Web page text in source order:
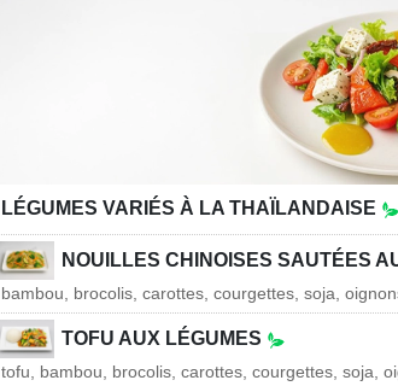
LÉGUMES VARIÉS À LA THAÏLANDAISE
NOUILLES CHINOISES SAUTÉES
bambou, brocolis, carottes, courgettes, soja,
TOFU AUX LÉGUMES
tofu, bambou, brocolis, carottes, courgettes, soja,